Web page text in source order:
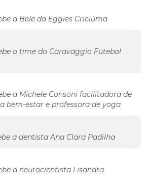
a Bele da Eggies Criciúma
o time do Caravaggio Futebol
a Michele Consoni facilitadora de
bem-estar e professora de yoga
a dentista Ana Clara Padilha
a neurocientista Lisandra